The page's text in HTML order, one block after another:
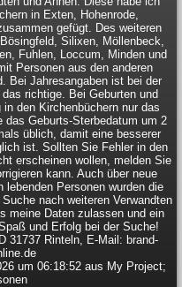
in Exten, Hohenrode,
gefügt. Des weiteren
Silixen, Möllenbeck,
Fuhlen, Loccum, Minden und
Personen aus den anderen
Bei Jahresangaben ist bei der
richtige. Bei Geburten und
den Kirchenbüchern nur das
das Geburts-Sterbedatum um 2
üblich, damit eine besserer
ist. Sollten Sie Fehler in den
erscheinen wollen, melden Sie
kann. Auch über neue
lebenden Personen wurden die
nach weiteren Verwandten
meine Daten zulassen und ein
und Erfolg bei der Suche!
31737 Rinteln, E-Mail: brand-
um 06:18:52 aus My Project;